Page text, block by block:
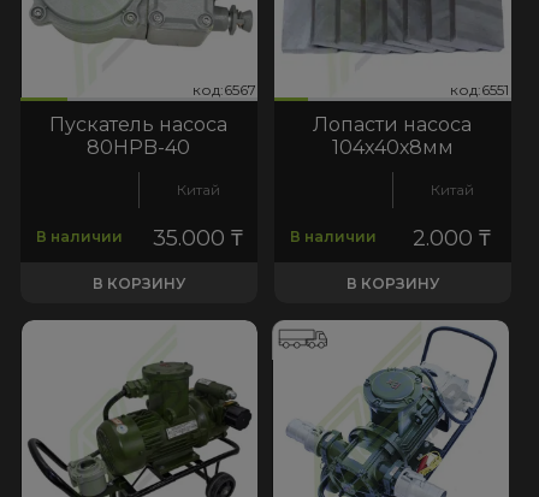
код:6567 код:6567
Пускатель насоса
80HPB-40
Китай
В наличии 35.000₸
В КОРЗИНУ
код:6551 код:6551
Лопасти насоса
104х40х8мм
Китай
В наличии 2.000₸
В КОРЗИНУ